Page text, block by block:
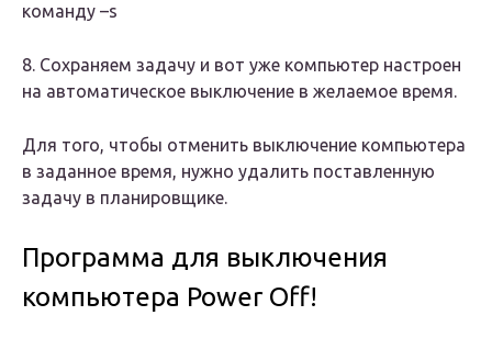
команду –s
8. Сохраняем задачу и вот уже компьютер настроен
на автоматическое выключение в желаемое время.
Для того, чтобы отменить выключение компьютера
в заданное время, нужно удалить поставленную
задачу в планировщике.
Программа для выключения
компьютера Power Off!